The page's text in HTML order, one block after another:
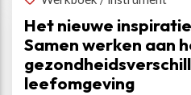
Het nieuwe
Samen werken aan
leefomgeving